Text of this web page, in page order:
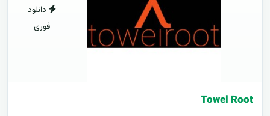
دانلود
فوری
Towel Root